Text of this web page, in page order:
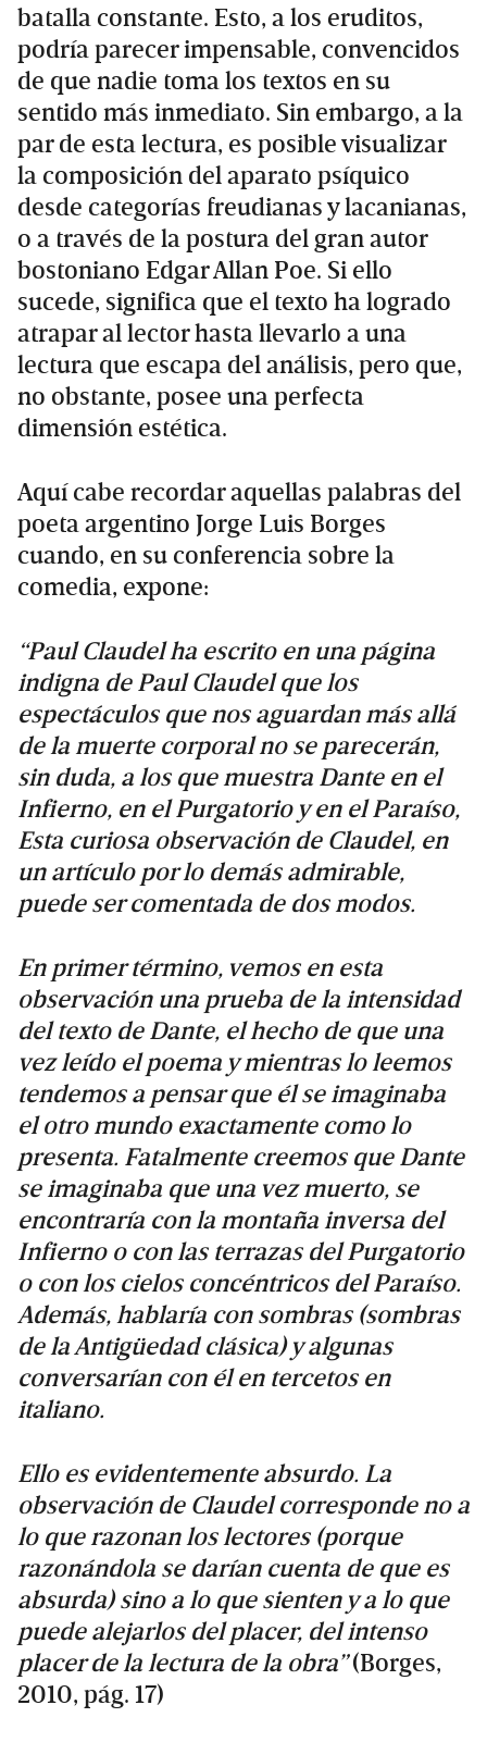
batalla constante. Esto, a los eruditos,
podría parecer impensable, convencidos
de que nadie toma los textos en su
sentido más inmediato. Sin embargo, a la
par de esta lectura, es posible visualizar
la composición del aparato psíquico
desde categorías freudianas y lacanianas,
o a través de la postura del gran autor
bostoniano Edgar Allan Poe. Si ello
sucede, significa que el texto ha logrado
atrapar al lector hasta llevarlo a una
lectura que escapa del análisis, pero que,
no obstante, posee una perfecta
dimensión estética.
Aquí cabe recordar aquellas palabras del
poeta argentino Jorge Luis Borges
cuando, en su conferencia sobre la
comedia, expone:
“Paul Claudel ha escrito en una página
indigna de Paul Claudel que los
espectáculos que nos aguardan más allá
de la muerte corporal no se parecerán,
sin duda, a los que muestra Dante en el
Infierno, en el Purgatorio y en el Paraíso,
Esta curiosa observación de Claudel, en
un artículo por lo demás admirable,
puede ser comentada de dos modos.
En primer término, vemos en esta
observación una prueba de la intensidad
del texto de Dante, el hecho de que una
vez leído el poema y mientras lo leemos
tendemos a pensar que él se imaginaba
el otro mundo exactamente como lo
presenta. Fatalmente creemos que Dante
se imaginaba que una vez muerto, se
encontraría con la montaña inversa del
Infierno o con las terrazas del Purgatorio
o con los cielos concéntricos del Paraíso.
Además, hablaría con sombras (sombras
de la Antigüedad clásica) y algunas
conversarían con él en tercetos en
italiano.
Ello es evidentemente absurdo. La
observación de Claudel corresponde no a
lo que razonan los lectores (porque
razonándola se darían cuenta de que es
absurda) sino a lo que sienten y a lo que
puede alejarlos del placer, del intenso
placer de la lectura de la obra”(Borges,
2010, pág. 17)